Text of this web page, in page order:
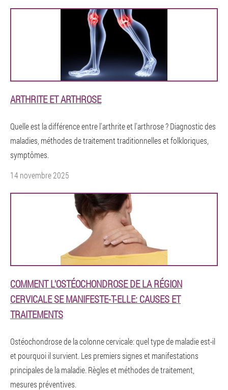
ARTHRITE ET ARTHROSE
Quelle est la différence entre l'arthrite et l'arthrose ? Diagnostic des
maladies, méthodes de traitement traditionnelles et folkloriques,
symptômes.
14 novembre 2025
COMMENT L'OSTÉOCHONDROSE DE LA RÉGION
CERVICALE SE MANIFESTE-T-ELLE: CAUSES ET
TRAITEMENTS
Ostéochondrose de la colonne cervicale: quel type de maladie est-il
et pourquoi il survient. Les premiers signes et manifestations
principales de la maladie. Règles et méthodes de traitement,
mesures préventives.